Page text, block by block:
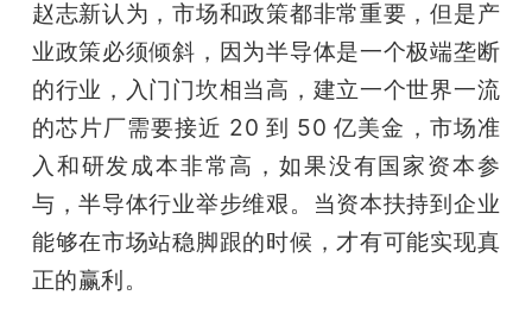
赵志新认为，市场和政策都非常重要，但是产
业政策必须倾斜，因为半导体是一个极端垄断
的行业，入门门坎相当高，建立一个世界一流
的芯片厂需要接近 20 到 50 亿美金，市场准
入和研发成本非常高，如果没有国家资本参
与，半导体行业举步维艰。当资本扶持到企业
能够在市场站稳脚跟的时候，才有可能实现真
正的赢利。